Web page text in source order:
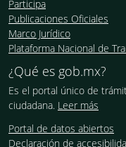
Participa
Publicaciones Oficiales
Marco Jurídico
Plataforma Nacional de
¿Qué es gob.mx?
Es el portal único de
ciudadana. Leer más
Portal de datos abiertos
Declaración de